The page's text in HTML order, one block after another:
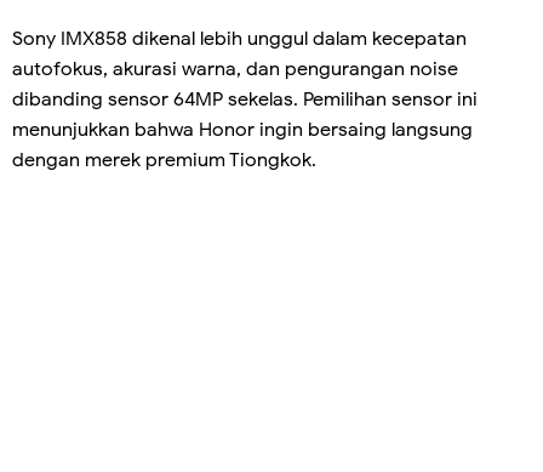
Sony IMX858 dikenal lebih unggul dalam kecepatan
autofokus, akurasi warna, dan pengurangan noise
dibanding sensor 64MP sekelas. Pemilihan sensor ini
menunjukkan bahwa Honor ingin bersaing langsung
dengan merek premium Tiongkok.